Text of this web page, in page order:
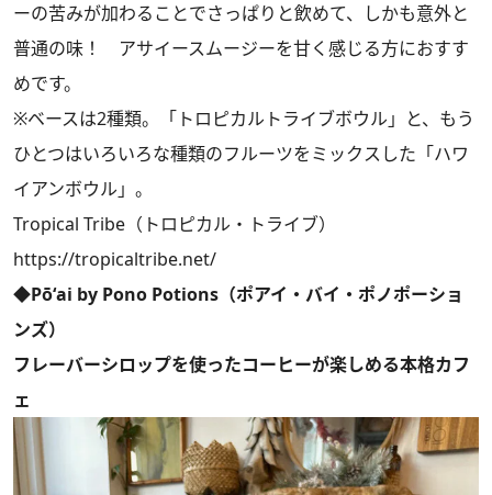
ーの苦みが加わることでさっぱりと飲めて、しかも意外と
普通の味！ アサイースムージーを甘く感じる方におすす
めです。
※ベースは2種類。「トロピカルトライブボウル」と、もう
ひとつはいろいろな種類のフルーツをミックスした「ハワ
イアンボウル」。
Tropical Tribe（トロピカル・トライブ）
https://tropicaltribe.net/
◆Pōʻai by Pono Potions（ポアイ・バイ・ポノポーショ
ンズ）
フレーバーシロップを使ったコーヒーが楽しめる本格カフ
ェ